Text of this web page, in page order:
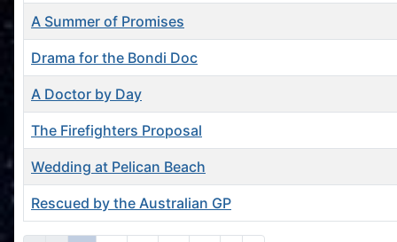
Articles
A Summer of Promises
Drama for the Bondi Doc
A Doctor by Day
The Firefighters Proposal
Wedding at Pelican Beach
Rescued by the Australian GP